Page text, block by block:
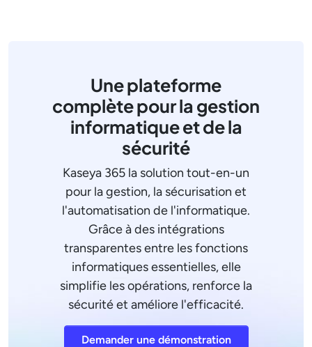
Une plateforme
complète pour la gestion
informatique et de la
sécurité
Kaseya 365 la solution tout-en-un
pour la gestion, la sécurisation et
l'automatisation de l'informatique.
Grâce à des intégrations
transparentes entre les fonctions
informatiques essentielles, elle
simplifie les opérations, renforce la
sécurité et améliore l'efficacité.
Demander une démonstration